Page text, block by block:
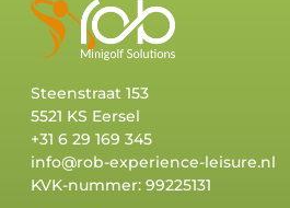
Steenstraat 153
5521 KS Eersel
+31 6 29 169 345
info@rob-experience-leisure.nl
KVK-nummer: 99225131